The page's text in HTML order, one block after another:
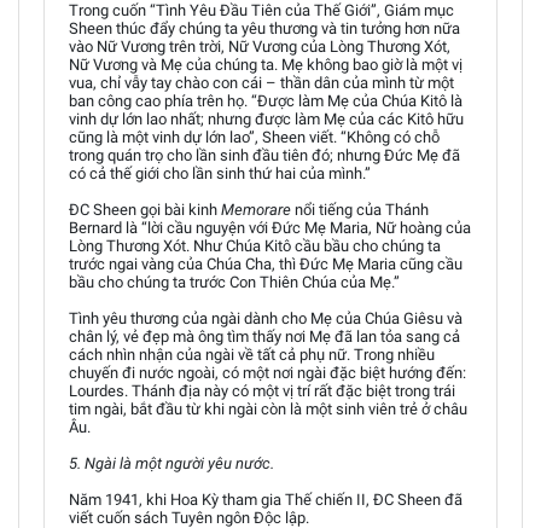
Trong cuốn “Tình Yêu Đầu Tiên của Thế Giới”, Giám mục
Sheen thúc đẩy chúng ta yêu thương và tin tưởng hơn nữa
vào Nữ Vương trên trời, Nữ Vương của Lòng Thương Xót,
Nữ Vương và Mẹ của chúng ta. Mẹ không bao giờ là một vị
vua, chỉ vẫy tay chào con cái – thần dân của mình từ một
ban công cao phía trên họ. “Được làm Mẹ của Chúa Kitô là
vinh dự lớn lao nhất; nhưng được làm Mẹ của các Kitô hữu
cũng là một vinh dự lớn lao”, Sheen viết. “Không có chỗ
trong quán trọ cho lần sinh đầu tiên đó; nhưng Đức Mẹ đã
có cả thế giới cho lần sinh thứ hai của mình.”
ĐC Sheen gọi bài kinh Memorare nổi tiếng của Thánh
Bernard là “lời cầu nguyện với Đức Mẹ Maria, Nữ hoàng của
Lòng Thương Xót. Như Chúa Kitô cầu bầu cho chúng ta
trước ngai vàng của Chúa Cha, thì Đức Mẹ Maria cũng cầu
bầu cho chúng ta trước Con Thiên Chúa của Mẹ.”
Tình yêu thương của ngài dành cho Mẹ của Chúa Giêsu và
chân lý, vẻ đẹp mà ông tìm thấy nơi Mẹ đã lan tỏa sang cả
cách nhìn nhận của ngài về tất cả phụ nữ. Trong nhiều
chuyến đi nước ngoài, có một nơi ngài đặc biệt hướng đến:
Lourdes. Thánh địa này có một vị trí rất đặc biệt trong trái
tim ngài, bắt đầu từ khi ngài còn là một sinh viên trẻ ở châu
Âu.
5. Ngài là một người yêu nước.
Năm 1941, khi Hoa Kỳ tham gia Thế chiến II, ĐC Sheen đã
viết cuốn sách Tuyên ngôn Độc lập.